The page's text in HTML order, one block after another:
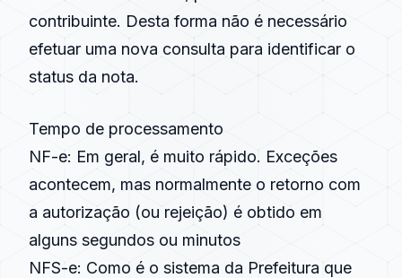
contribuinte. Desta forma não é necessário
efetuar uma nova consulta para identificar o
status da nota.
Tempo de processamento
NF-e: Em geral, é muito rápido. Exceções
acontecem, mas normalmente o retorno com
a autorização (ou rejeição) é obtido em
alguns segundos ou minutos
NFS-e: Como é o sistema da Prefeitura que